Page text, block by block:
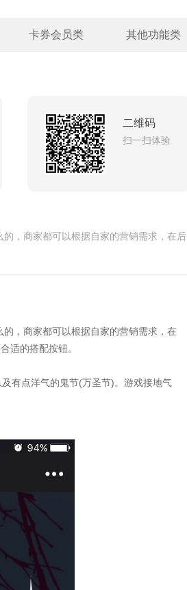
卡券会员类 其他功能类
二维码
扫一扫体验
，商家都可以根据自家的营销需求，在后
，商家都可以根据自家的营销需求，在
适的搭配按钮。
有点洋气的鬼节(万圣节)。游戏接地气